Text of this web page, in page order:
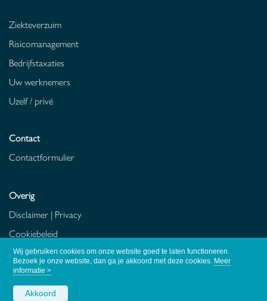
Wij gebruiken cookies om onze website goed te laten functioneren.
Bezoek je onze website, dan ga je akkoord met deze cookies. Meer
informatie >
Akkoord
Ziekteverzuim
Risicomanagement
Bedrijfstaxaties
Uw werknemers
Uzelf / privé
Contact
Contactformulier
Overig
Disclaimer | Privacy
Cookiebeleid
Fraudebeleid